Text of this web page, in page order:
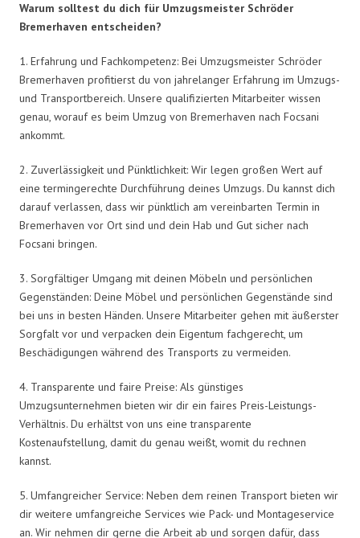
Warum solltest du dich für Umzugsmeister Schröder
Bremerhaven entscheiden?
1. Erfahrung und Fachkompetenz: Bei Umzugsmeister Schröder
Bremerhaven profitierst du von jahrelanger Erfahrung im Umzugs-
und Transportbereich. Unsere qualifizierten Mitarbeiter wissen
genau, worauf es beim Umzug von Bremerhaven nach Focsani
ankommt.
2. Zuverlässigkeit und Pünktlichkeit: Wir legen großen Wert auf
eine termingerechte Durchführung deines Umzugs. Du kannst dich
darauf verlassen, dass wir pünktlich am vereinbarten Termin in
Bremerhaven vor Ort sind und dein Hab und Gut sicher nach
Focsani bringen.
3. Sorgfältiger Umgang mit deinen Möbeln und persönlichen
Gegenständen: Deine Möbel und persönlichen Gegenstände sind
bei uns in besten Händen. Unsere Mitarbeiter gehen mit äußerster
Sorgfalt vor und verpacken dein Eigentum fachgerecht, um
Beschädigungen während des Transports zu vermeiden.
4. Transparente und faire Preise: Als günstiges
Umzugsunternehmen bieten wir dir ein faires Preis-Leistungs-
Verhältnis. Du erhältst von uns eine transparente
Kostenaufstellung, damit du genau weißt, womit du rechnen
kannst.
5. Umfangreicher Service: Neben dem reinen Transport bieten wir
dir weitere umfangreiche Services wie Pack- und Montageservice
an. Wir nehmen dir gerne die Arbeit ab und sorgen dafür, dass